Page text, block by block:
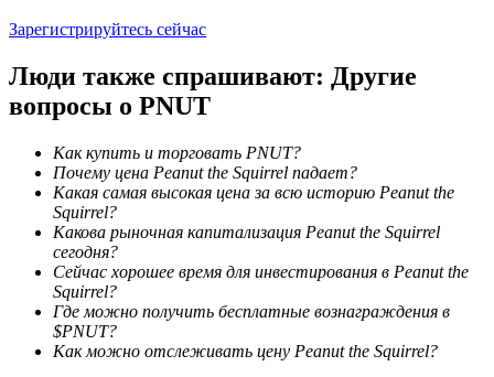
Кредиты
Сервис заимствований, обеспеченных криптовалютой
Зарегистрируйтесь сейчас
Люди также спрашивают: Другие
вопросы о PNUT
Как купить и торговать PNUT?
Почему цена Peanut the Squirrel падает?
Какая самая высокая цена за всю историю Peanut the
Squirrel?
Какова рыночная капитализация Peanut the Squirrel
сегодня?
Сейчас хорошее время для инвестирования в Peanut the
Squirrel?
Где можно получить бесплатные вознаграждения в
$PNUT?
Как можно отслеживать цену Peanut the Squirrel?